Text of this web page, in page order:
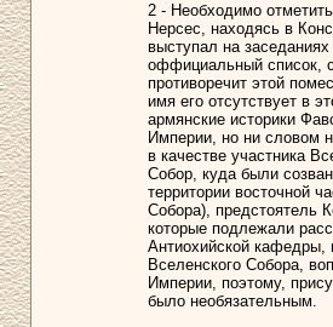
2 - Необходимо
Нерсес, находясь в
выступал на
оффициальный список,
противоречит этой
имя его отсутствует в
армянские историки
Империи, но ни словом
в качестве участника
Собор, куда были
территории восточной
Собора), предстоятель
которые подлежали
Антиохийской кафедры,
Вселенского Собора,
Империи, поэтому,
было необязательным.